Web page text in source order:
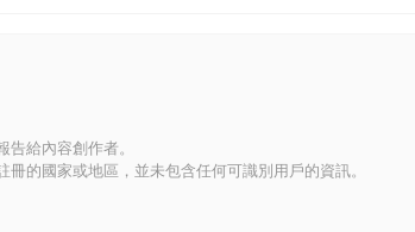
給內容創作者。
的國家或地區，並未包含任何可識別用戶的資訊。